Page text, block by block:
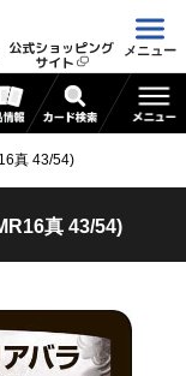
公式ショッピング
サイト
メニュー
真 43/54)
真 43/54)